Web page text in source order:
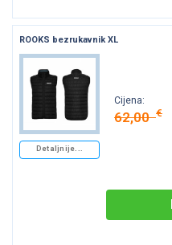
Detaljnije...
ROOKS bezrukavnik XL
Cijena:
62,00€